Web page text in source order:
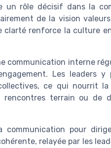
un rôle décisif dans la
de la vision
clarté renforce la culture
communication interne
Les leaders
ce qui nourrit la
rencontres terrain ou de
communication pour
relayée par les